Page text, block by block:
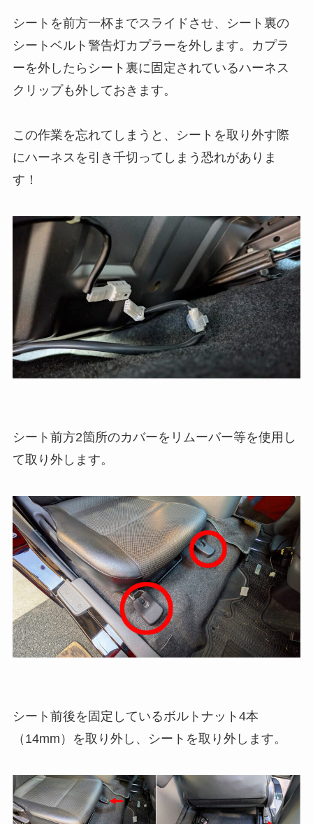
シートを前方一杯までスライドさせ、シート裏の
シートベルト警告灯カプラーを外します。カプラ
ーを外したらシート裏に固定されているハーネス
クリップも外しておきます。
この作業を忘れてしまうと、シートを取り外す際
にハーネスを引き千切ってしまう恐れがありま
す！
シート前方2箇所のカバーをリムーバー等を使用し
て取り外します。
シート前後を固定しているボルトナット4本
（14mm）を取り外し、シートを取り外します。